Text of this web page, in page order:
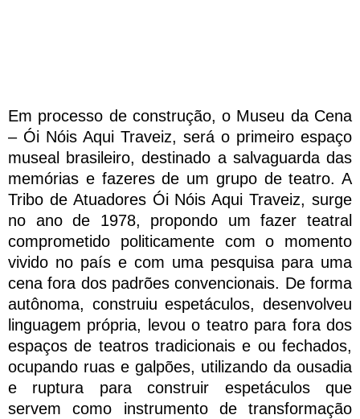
Em processo de construção, o Museu da Cena
– Ói Nóis Aqui Traveiz, será o primeiro espaço
museal brasileiro, destinado a salvaguarda das
memórias e fazeres de um grupo de teatro. A
Tribo de Atuadores Ói Nóis Aqui Traveiz, surge
no ano de 1978, propondo um fazer teatral
comprometido politicamente com o momento
vivido no país e com uma pesquisa para uma
cena fora dos padrões convencionais. De forma
autônoma, construiu espetáculos, desenvolveu
linguagem própria, levou o teatro para fora dos
espaços de teatros tradicionais e ou fechados,
ocupando ruas e galpões, utilizando da ousadia
e ruptura para construir espetáculos que
servem como instrumento de transformação